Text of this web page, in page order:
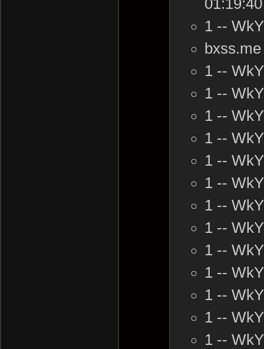
01:19:40
1 --
1 --
1 --
1 --
1 --
1 --
1 --
1 --
1 --
1 --
1 --
1 --
1 --
1 --